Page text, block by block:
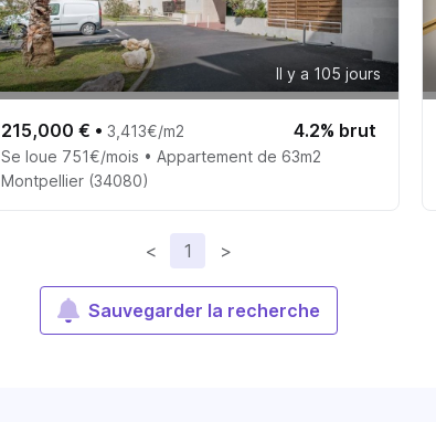
Il y a 105 jours
215,000 € •3,413€/m2 4.2% brut
Se loue 751€/mois • Appartement de 63m2
Montpellier (34080)
< 1 >
Sauvegarder la recherche